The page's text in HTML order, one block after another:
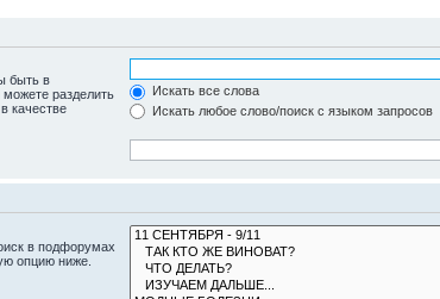
быть в
разделить
в качестве
Искать все слова
Искать любое слово/поиск с языком запросов
в подфорумах
опцию ниже.